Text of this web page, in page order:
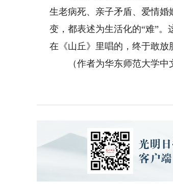
生老病死、亲子矛盾、爱情
变，都表述为生活化的“难”
在《山丘》里唱的，终于敢放
（作者为华东师范大学中